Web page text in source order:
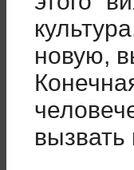
новую,
вызвать